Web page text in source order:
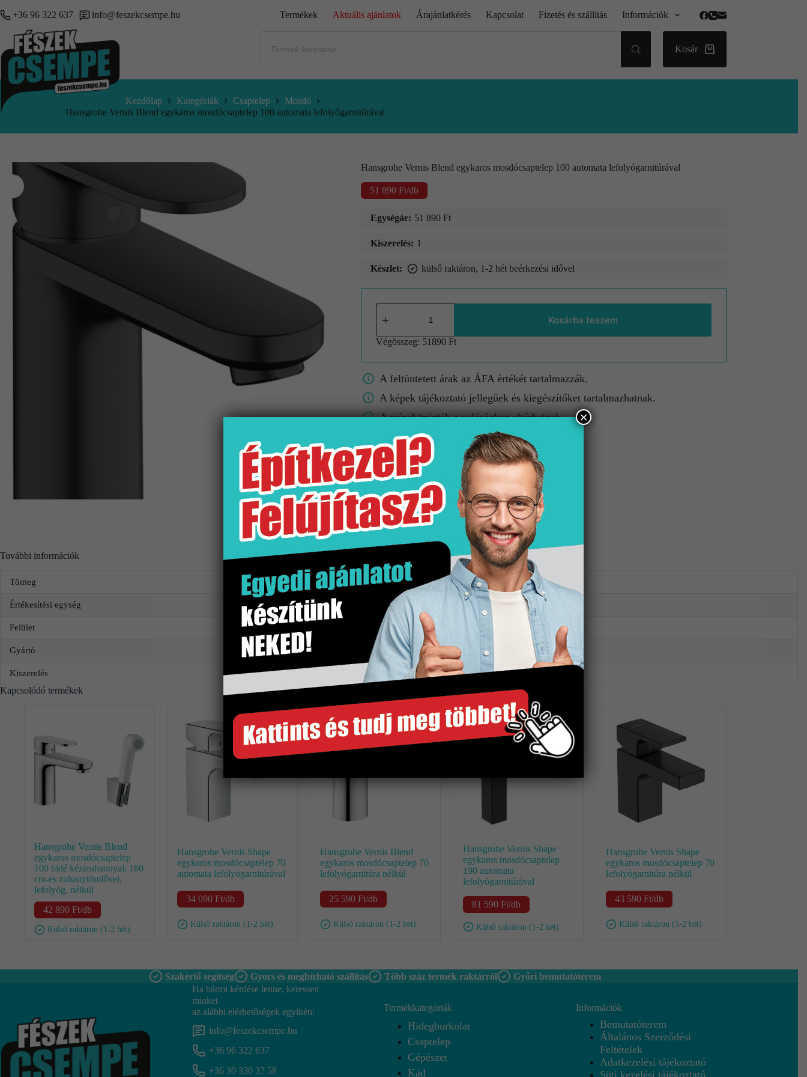
+36 96 322 637 info@feszekcsempe.hu Termékek Aktuális ajánlatok Árajánlatkérés Kapcsolat Fizetés és szállítás Információk
Kosár
Kezdőlap Kategóriák Csaptelep
Mosdó
Hansgrohe Vernis Blend egykaros mosdócsaptelep 100 automata lefolyógarnitúrával
Hansgrohe Vernis Blend egykaros mosdócsaptelep 100 automata lefolyógarnitúrával
51 890 Ft/db
Egységár: 51 890 Ft
Kiszerelés: 1
Készlet: külső raktáron, 1-2 hét beérkezési idővel
Kosárba teszem
Végösszeg: 51890 Ft
A feltüntetett árak az ÁFA értékét tartalmazzák.
A képek tájékoztató jellegűek és kiegészítőket tartalmazhatnak.
A színek/minták a valóságban eltérhetnek.
Gyártó
Hansgrohe
Kiszerelés
1 db
Felület
Matt fekete
További információk
Tömeg 5 kg
Értékesítési egység db
Felület Matt fekete
Gyártó Hansgrohe
Kiszerelés 1 db
Kapcsolódó termékek
Hansgrohe Vernis Blend
egykaros mosdócsaptelep
100 bidé kézizuhannyal, 160
cm-es zuhanytömlővel,
lefolyóg. nélkül
42 890 Ft/db
Külső raktáron (1-2 hét)
Hansgrohe Vernis Shape
egykaros mosdócsaptelep 70
automata lefolyógarnitúrával
34 090 Ft/db
Külső raktáron (1-2 hét)
Hansgrohe Vernis Blend
egykaros mosdócsaptelep 70
lefolyógarnitúra nélkül
25 590 Ft/db
Külső raktáron (1-2 hét)
Hansgrohe Vernis Shape
egykaros mosdócsaptelep
190 automata
lefolyógarnitúrával
81 590 Ft/db
Külső raktáron (1-2 hét)
Hansgrohe Vernis Shape
egykaros mosdócsaptelep 70
lefolyógarnitúra nélkül
43 590 Ft/db
Külső raktáron (1-2 hét)
Szakértő segítség Gyors és megbízható szállítás Több száz termék raktárról
Győri bemutatóterem
Ha bármi kérdése lenne, keressen
minket
az alábbi elérhetőségek egyikén:
info@feszekcsempe.hu
+36 96 322 637
+36 30 330 37 58
Termékkategóriák
Hidegburkolat
Csaptelep
Gépészet
Kád
Információk
Bemutatóterem
Általános Szerződési
Feltételek
Adatkezelési tájékoztató
Süti kezelési tájékoztató
×